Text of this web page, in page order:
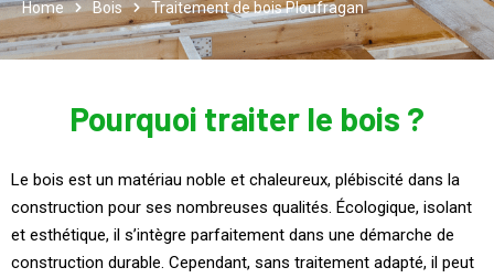
Home Bois Traitement de bois Ploufragan
Pourquoi traiter le bois ?
Le bois est un matériau noble et chaleureux, plébiscité dans la
construction pour ses nombreuses qualités. Écologique, isolant
et esthétique, il s’intègre parfaitement dans une démarche de
construction durable. Cependant, sans traitement adapté, il peut